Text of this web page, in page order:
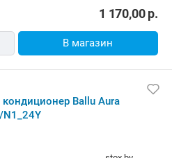
1 170,00р.
В магазин
Ballu Aura
N1_24Y